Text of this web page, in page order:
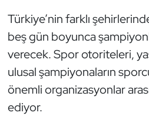
Türkiye’nin farklı
beş gün boyunca
verecek. Spor otoriteleri,
ulusal şampiyonaların
önemli organizasyonlar
ediyor.
Kayak
Kempo
Kick Boks